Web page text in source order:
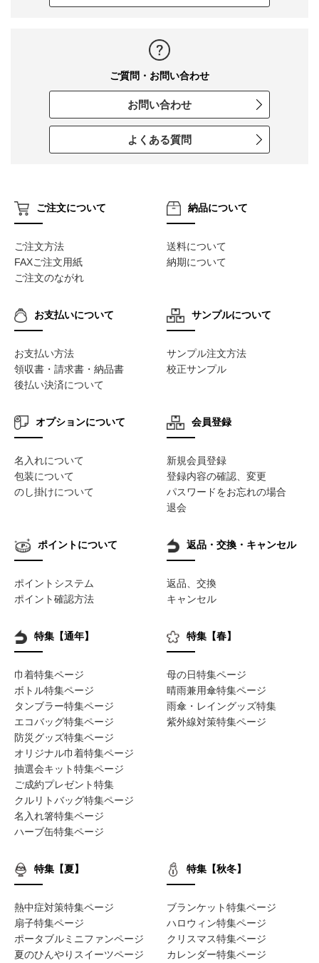
ご質問・お問い合わせ
お問い合わせ
よくある質問
ご注文について
ご注文方法
FAXご注文用紙
ご注文のながれ
納品について
送料について
納期について
お支払いについて
お支払い方法
領収書・請求書・納品書
後払い決済について
サンプルについて
サンプル注文方法
校正サンプル
オプションについて
名入れについて
包装について
のし掛けについて
会員登録
新規会員登録
登録内容の確認、変更
パスワードをお忘れの場合
退会
ポイントについて
ポイントシステム
ポイント確認方法
返品・交換・キャンセル
返品、交換
キャンセル
特集【通年】
巾着特集ページ
ボトル特集ページ
タンブラー特集ページ
エコバッグ特集ページ
防災グッズ特集ページ
オリジナル巾着特集ページ
抽選会キット特集ページ
ご成約プレゼント特集
クルリトバッグ特集ページ
名入れ箸特集ページ
ハーブ缶特集ページ
特集【春】
母の日特集ページ
晴雨兼用傘特集ページ
雨傘・レイングッズ特集
紫外線対策特集ページ
特集【夏】
熱中症対策特集ページ
扇子特集ページ
ポータブルミニファンページ
夏のひんやりスイーツページ
特集【秋冬】
ブランケット特集ページ
ハロウィン特集ページ
クリスマス特集ページ
カレンダー特集ページ